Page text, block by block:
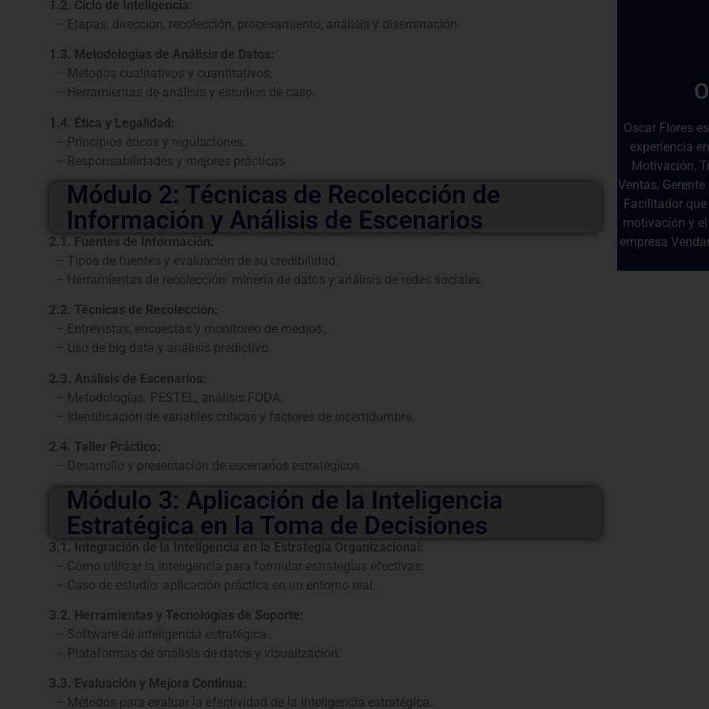
1.2. Ciclo de Inteligencia:
– Etapas: dirección, recolección, procesamiento, análisis y diseminación.
1.3. Metodologías de Análisis de Datos:
– Métodos cualitativos y cuantitativos.
– Herramientas de análisis y estudios de caso.
1.4. Ética y Legalidad:
– Principios éticos y regulaciones.
– Responsabilidades y mejores prácticas.
Módulo 2: Técnicas de Recolección de
Información y Análisis de Escenarios
2.1. Fuentes de Información:
– Tipos de fuentes y evaluación de su credibilidad.
– Herramientas de recolección: minería de datos y análisis de redes sociales.
2.2. Técnicas de Recolección:
– Entrevistas, encuestas y monitoreo de medios.
– Uso de big data y análisis predictivo.
2.3. Análisis de Escenarios:
– Metodologías: PESTEL, análisis FODA.
– Identificación de variables críticas y factores de incertidumbre.
2.4. Taller Práctico:
– Desarrollo y presentación de escenarios estratégicos.
Módulo 3: Aplicación de la Inteligencia
Estratégica en la Toma de Decisiones
3.1. Integración de la Inteligencia en la Estrategia Organizacional:
– Cómo utilizar la inteligencia para formular estrategias efectivas.
– Caso de estudio: aplicación práctica en un entorno real.
3.2. Herramientas y Tecnologías de Soporte:
– Software de inteligencia estratégica.
– Plataformas de análisis de datos y visualización.
3.3. Evaluación y Mejora Continua:
– Métodos para evaluar la efectividad de la inteligencia estratégica.
Oscar Flores
experiencia
Motivación,
Ventas,
Facilitador
motivación y
empresa